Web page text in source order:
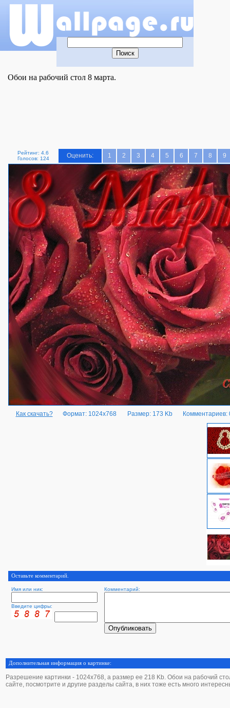
Обои на рабочий стол 8 марта.
Рейтинг: 4.6
Голосов: 124
Оценить: 1 2 3 4 5 6 7 8 9
Как скачать? Формат: 1024x768 Размер: 173 Kb Комментариев:
Оставьте комментарий.
Имя или ник: Комментарий:
Введите цифры:
Дополнительная информация о картинке:
Разрешение картинки - 1024х768, а размер ее 218 Kb. Обои на рабочий
сайте, посмотрите и другие разделы сайта, в них тоже есть много